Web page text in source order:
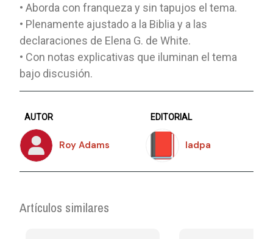
• Aborda con franqueza y sin tapujos el tema.
• Plenamente ajustado a la Biblia y a las
declaraciones de Elena G. de White.
• Con notas explicativas que iluminan el tema
bajo discusión.
AUTOR
Roy Adams
EDITORIAL
Iadpa
Artículos similares